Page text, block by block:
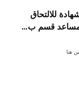
للالتحاق
مساعد قسم ب…
هنا